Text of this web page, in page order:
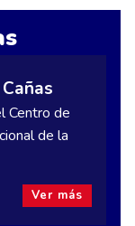
Centro de
de la
Ver más